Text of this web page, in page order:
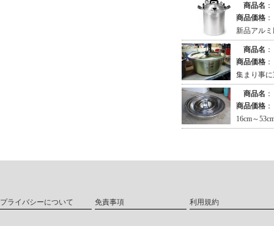
商品名 ：
商品価格 ：
新品アル
商品名 ：
商品価格 ：
集まり事
商品名 ：
商品価格 ：
16cm～
プライバシーについて 免責事項 利用規約